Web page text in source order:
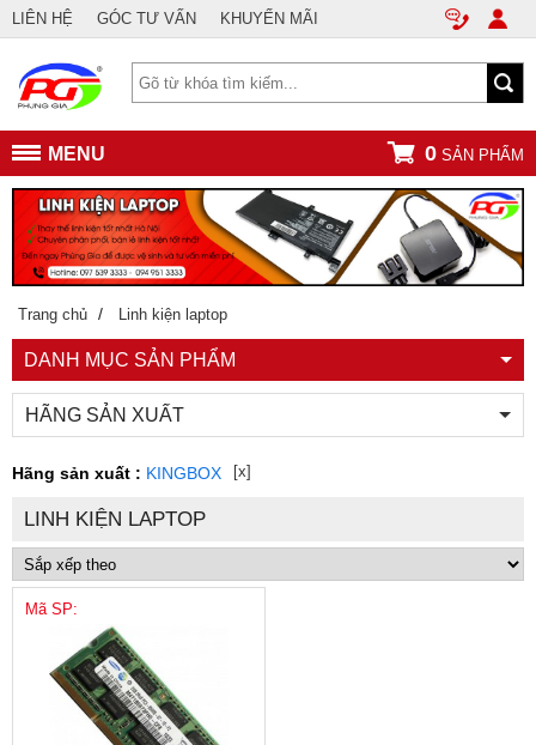
LIÊN HỆ GÓC TƯ VẤN KHUYẾN MÃI
MENU 0 SẢN PHẨM
Trang chủ / Linh kiện laptop
DANH MỤC SẢN PHẨM
HÃNG SẢN XUẤT
Hãng sản xuất : KINGBOX [x]
LINH KIỆN LAPTOP
Mã SP: